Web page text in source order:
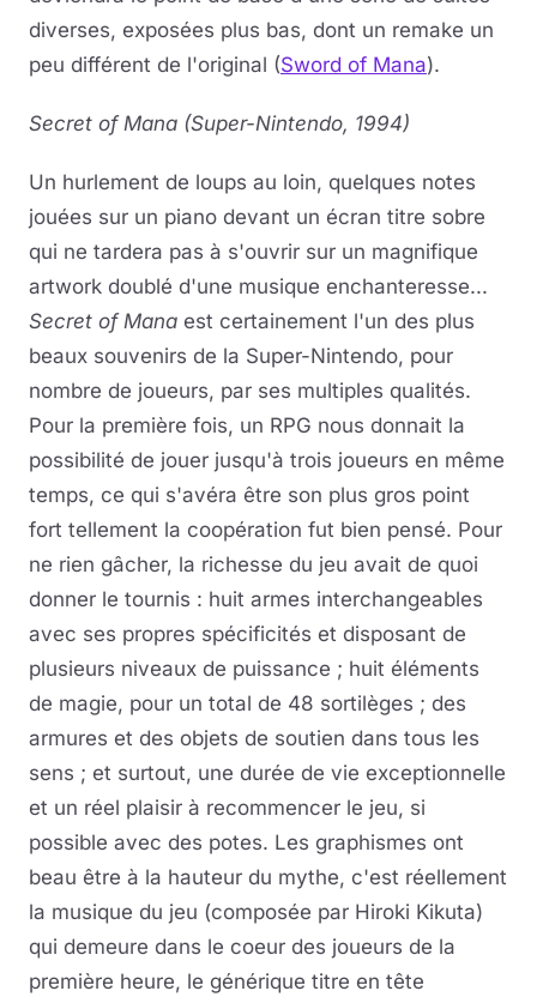
diverses, exposées plus bas, dont un remake un
peu différent de l'original (Sword of Mana).
Secret of Mana (Super-Nintendo, 1994)
Un hurlement de loups au loin, quelques notes
jouées sur un piano devant un écran titre sobre
qui ne tardera pas à s'ouvrir sur un magnifique
artwork doublé d'une musique enchanteresse...
Secret of Mana est certainement l'un des plus
beaux souvenirs de la Super-Nintendo, pour
nombre de joueurs, par ses multiples qualités.
Pour la première fois, un RPG nous donnait la
possibilité de jouer jusqu'à trois joueurs en même
temps, ce qui s'avéra être son plus gros point
fort tellement la coopération fut bien pensé. Pour
ne rien gâcher, la richesse du jeu avait de quoi
donner le tournis : huit armes interchangeables
avec ses propres spécificités et disposant de
plusieurs niveaux de puissance ; huit éléments
de magie, pour un total de 48 sortilèges ; des
armures et des objets de soutien dans tous les
sens ; et surtout, une durée de vie exceptionnelle
et un réel plaisir à recommencer le jeu, si
possible avec des potes. Les graphismes ont
beau être à la hauteur du mythe, c'est réellement
la musique du jeu (composée par Hiroki Kikuta)
qui demeure dans le coeur des joueurs de la
première heure, le générique titre en tête